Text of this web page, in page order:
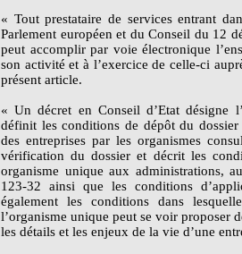
« Tout prestataire de services entrant
Parlement européen et du Conseil du 12
peut accomplir par voie électronique
son activité et à l’exercice de celle-ci
présent article.
« Un décret en Conseil d’Etat désigne
définit les conditions de dépôt du dossier
des entreprises par les organismes
vérification du dossier et décrit les
organisme unique aux administrations,
123-32 ainsi que les conditions
également les conditions dans
l’organisme unique peut se voir proposer
les détails et les enjeux de la vie d’une